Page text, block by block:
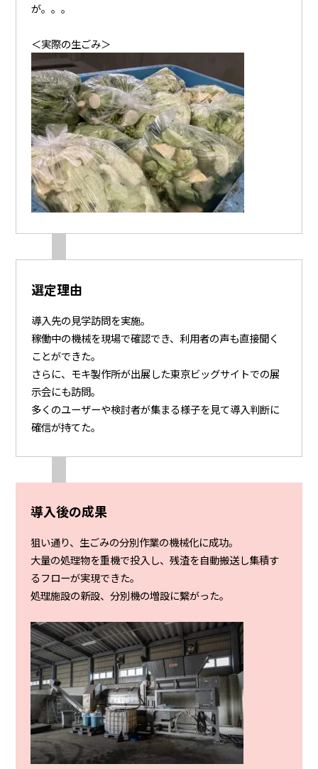
が。。。
＜実際の生ごみ＞
選定理由
導入先の見学訪問を実施。
稼働中の機械を現場で確認でき、利用者の声も直接聞く
ことができた。
さらに、モキ製作所が出展した東京ビッグサイトでの展
示会にも訪問。
多くのユーザーや検討者が集まる様子を見て導入判断に
確信が持てた。
導入後の成果
狙い通り、生ごみの分別作業の機械化に成功。
大量の処理物を重機で投入し、残渣を自動搬送し集積す
るフローが実現できた。
処理施設の新設、分別機の増設に繋がった。